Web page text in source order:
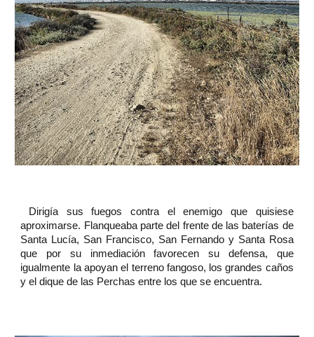
Dirigía sus fuegos contra el enemigo que quisiese
aproximarse. Flanqueaba parte del frente de las baterías de
Santa Lucía, San Francisco, San Fernando y Santa Rosa
que por su inmediación favorecen su defensa, que
igualmente la apoyan el terreno fangoso, los grandes caños
y el dique de las Perchas entre los que se encuentra.